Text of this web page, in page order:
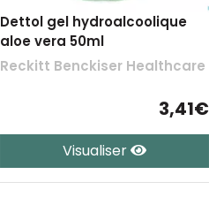
Dettol gel hydroalcoolique
aloe vera 50ml
Reckitt Benckiser Healthcare
3,41€
Visualiser